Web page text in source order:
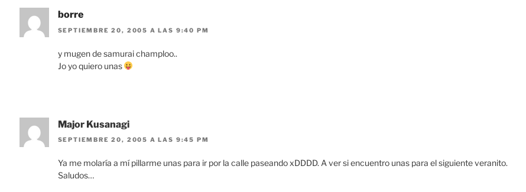
borre
SEPTIEMBRE 20, 2005 A LAS 9:40 PM
y mugen de samurai champloo..
Jo yo quiero unas
Major Kusanagi
SEPTIEMBRE 20, 2005 A LAS 9:45 PM
Ya me molaría a mí pillarme unas para ir por la calle paseando xDDDD. A ver si encuentro unas para el siguiente veranito.
Saludos…